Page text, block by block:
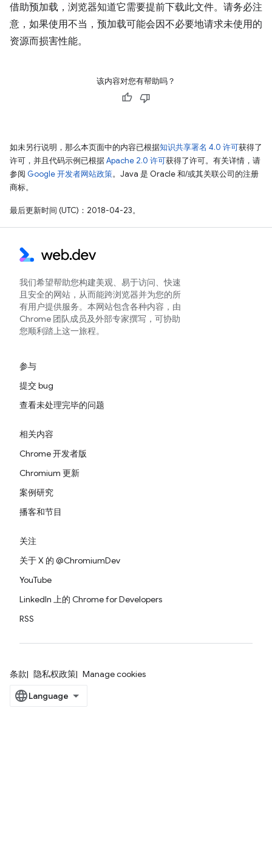
借助预加载，浏览器知道它需要提前下载此文件。请务必注
意，如果使用不当，预加载可能会因不必要地请求未使用的
资源而损害性能。
该内容对您有帮助吗？
如未另行说明，那么本页面中的内容已根据知识共享署名 4.0 许可获得了
许可，并且代码示例已根据Apache 2.0 许可获得了许可。有关详情，请
参阅 Google 开发者网站政策。Java 是 Oracle 和/或其关联公司的注册
商标。
最后更新时间 (UTC)：2018-04-23。
我们希望帮助您构建美观、易于访问、快速
且安全的网站，从而能跨浏览器并为您的所
有用户提供服务。本网站包含各种内容，由
Chrome 团队成员及外部专家撰写，可协助
您顺利踏上这一旅程。
参与
提交 bug
查看未处理完毕的问题
相关内容
Chrome 开发者版
Chromium 更新
案例研究
播客和节目
关注
关于 X 的 @ChromiumDev
YouTube
LinkedIn 上的 Chrome for Developers
RSS
条款 隐私权政策 Manage cookies